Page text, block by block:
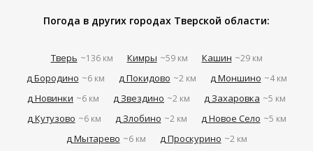
Погода в других городах Тверской области:
Тверь ~136 км Кимры ~59 км Кашин ~29 км
д Бородино ~6 км д Покидово ~2 км д Моншино ~4 км
д Новинки ~6 км д Звездино ~2 км д Захаровка ~5 км
д Кутузово ~6 км д Злобино ~2 км д Новое Село ~5 км
д Мытарево ~6 км д Проскурино ~2 км